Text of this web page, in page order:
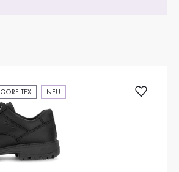
GORE TEX NEU